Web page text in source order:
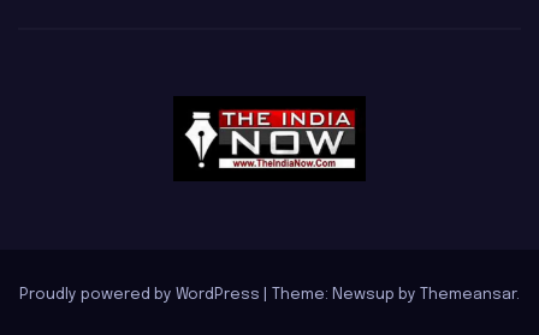
Proudly powered by WordPress Theme: Newsup by Themeansar.